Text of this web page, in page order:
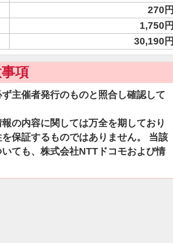
270円
1,750円
30,190円
項
主催者発行のものと照合し確認して
の内容に関しては万全を期しており
保証するものではありません。 当該
ても、株式会社NTTドコモおよび情